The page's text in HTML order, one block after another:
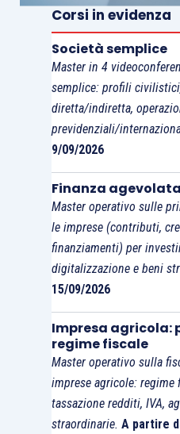
Corsi in evidenza
Società semplice
Master in 4
semplice: profili
diretta/indiretta,
previdenziali/
9/09/2026
Finanza
Master operativo sulle
le imprese (contributi,
finanziamenti) per
digitalizzazione e beni
15/09/2026
Impresa agricola:
regime fiscale
Master operativo sulla
imprese agricole: regime
tassazione redditi, IVA,
straordinarie. A partire